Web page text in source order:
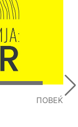
ПОВЕЌЕ